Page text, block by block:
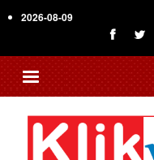
to
content
2026-08-09